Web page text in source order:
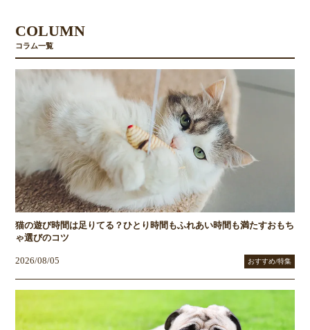
COLUMN
コラム一覧
猫の遊び時間は足りてる？ひとり時間もふれあい時間も満たすおもち
ゃ選びのコツ
2026/08/05 おすすめ/特集